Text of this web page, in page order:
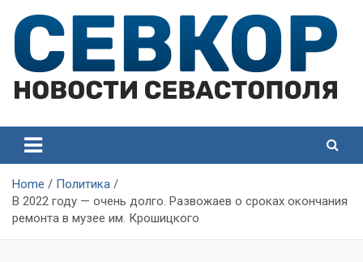
content
Севастополя
Севастополя
Home
Политика
В 2022 году — очень долго. Развожаев о сроках окончания
ремонта в музее им. Крошицкого